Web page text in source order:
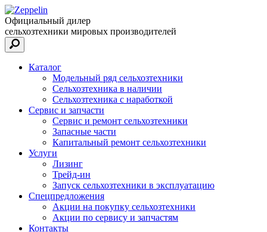
Официальный дилер
сельхозтехники мировых производителей
Каталог
Модельный ряд сельхозтехники
Сельхозтехника в наличии
Сельхозтехника с наработкой
Сервис и запчасти
Сервис и ремонт сельхозтехники
Запасные части
Капитальный ремонт сельхозтехники
Услуги
Лизинг
Трейд-ин
Запуск сельхозтехники в эксплуатацию
Спецпредложения
Акции на покупку сельхозтехники
Акции по сервису и запчастям
Контакты